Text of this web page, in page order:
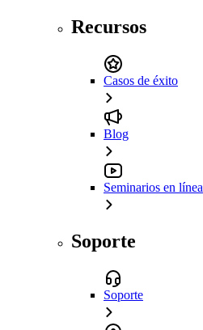
Recursos
Casos de éxito
Blog
Seminarios en línea
Soporte
Soporte